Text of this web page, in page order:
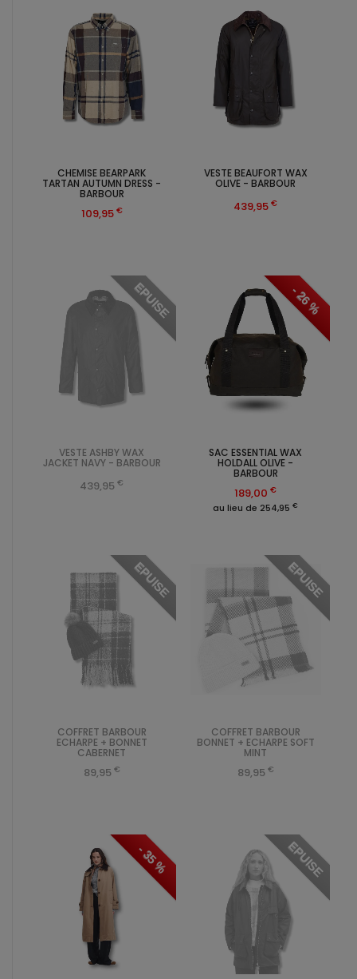
CHEMISE BEARPARK
TARTAN AUTUMN DRESS -
BARBOUR
109,95 €
VESTE BEAUFORT WAX
OLIVE - BARBOUR
439,95€
EPUISE
VESTE ASHBY WAX
JACKET NAVY - BARBOUR
439,95€
- 26 %
SAC ESSENTIAL WAX
HOLDALL OLIVE -
BARBOUR
189,00€
au lieu de 254,95€
EPUISE
COFFRET BARBOUR
ECHARPE + BONNET
CABERNET
89,95 €
EPUISE
COFFRET BARBOUR
BONNET + ECHARPE SOFT
MINT
89,95 €
- 35 % EPUISE